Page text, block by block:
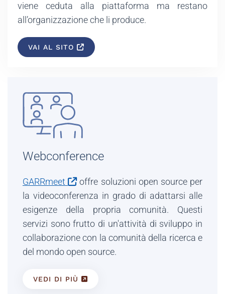
viene ceduta alla piattaforma ma restano
all’organizzazione che li produce.
VAI AL SITO
Webconference
GARRmeet
offre soluzioni open source per
la videoconferenza in grado di adattarsi alle
esigenze della propria comunità. Questi
servizi sono frutto di un'attività di sviluppo in
collaborazione con la comunità della ricerca e
del mondo open source.
VEDI DI PIÙ